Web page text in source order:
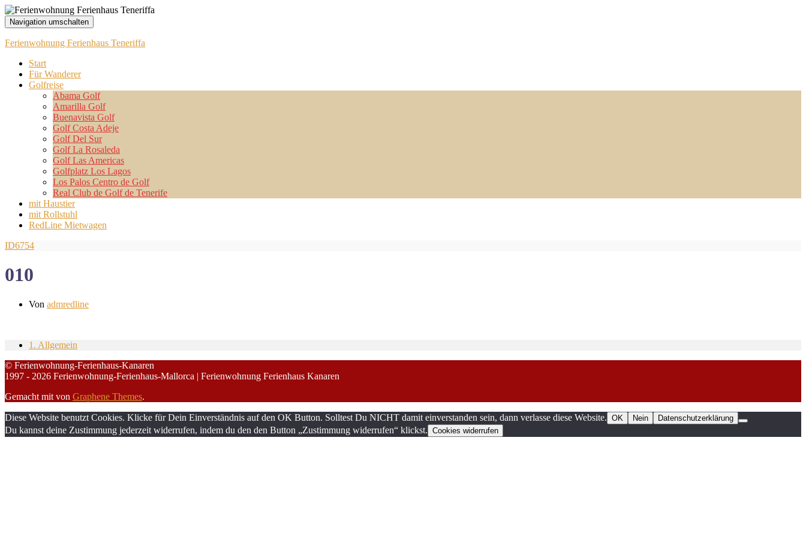
Navigation umschalten
Ferienwohnung Ferienhaus Teneriffa
Start
Für Wanderer
Golfreise
Abama Golf
Amarilla Golf
Buenavista Golf
Golf Costa Adeje
Golf Del Sur
Golf La Rosaleda
Golf Las Americas
Golfplatz Los Lagos
Los Palos Centro de Golf
Real Club de Golf de Tenerife
mit Haustier
mit Rollstuhl
RedLine Mietwagen
ID6754
010
Von admredline
1. Allgemein
© Ferienwohnung-Ferienhaus-Kanaren
1997 - 2026 Ferienwohnung-Ferienhaus-Mallorca | Ferienwohnung Ferienhaus Kanaren
Gemacht mit von Graphene Themes.
Diese Website benutzt Cookies. Klicke für Dein Einverständnis auf den OK Button. Solltest Du NICHT damit einverstanden sein, dann verlasse diese Website. OK Nein Datenschutzerklärung
Du kannst deine Zustimmung jederzeit widerrufen, indem du den den Button „Zustimmung widerrufen“ klickst. Cookies widerrufen